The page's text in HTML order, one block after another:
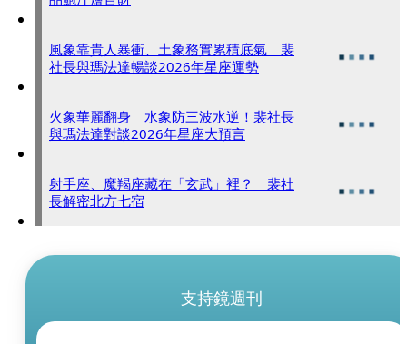
風象靠貴人暴衝、土象務實累積底氣 裴
社長與瑪法達暢談2026年星座運勢
火象華麗翻身 水象防三波水逆！裴社長
與瑪法達對談2026年星座大預言
射手座、魔羯座藏在「玄武」裡？ 裴社
長解密北方七宿
支持鏡週刊